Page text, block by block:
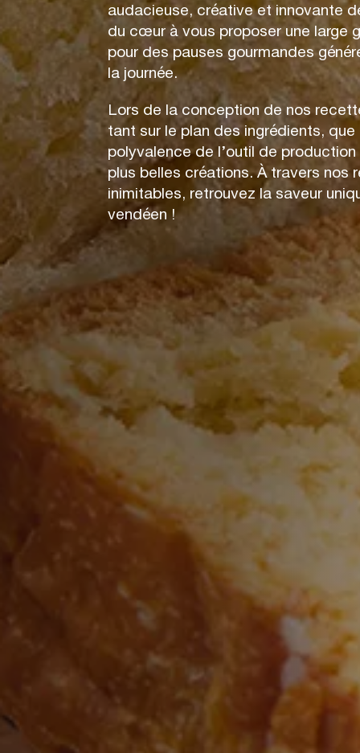
audacieuse, créative et innovante
du cœur à vous proposer une large
pour des pauses gourmandes
la journée.
Lors de la conception de nos
tant sur le plan des ingrédients,
polyvalence de l’outil de
plus belles créations. À travers nos
inimitables, retrouvez la saveur
vendéen !